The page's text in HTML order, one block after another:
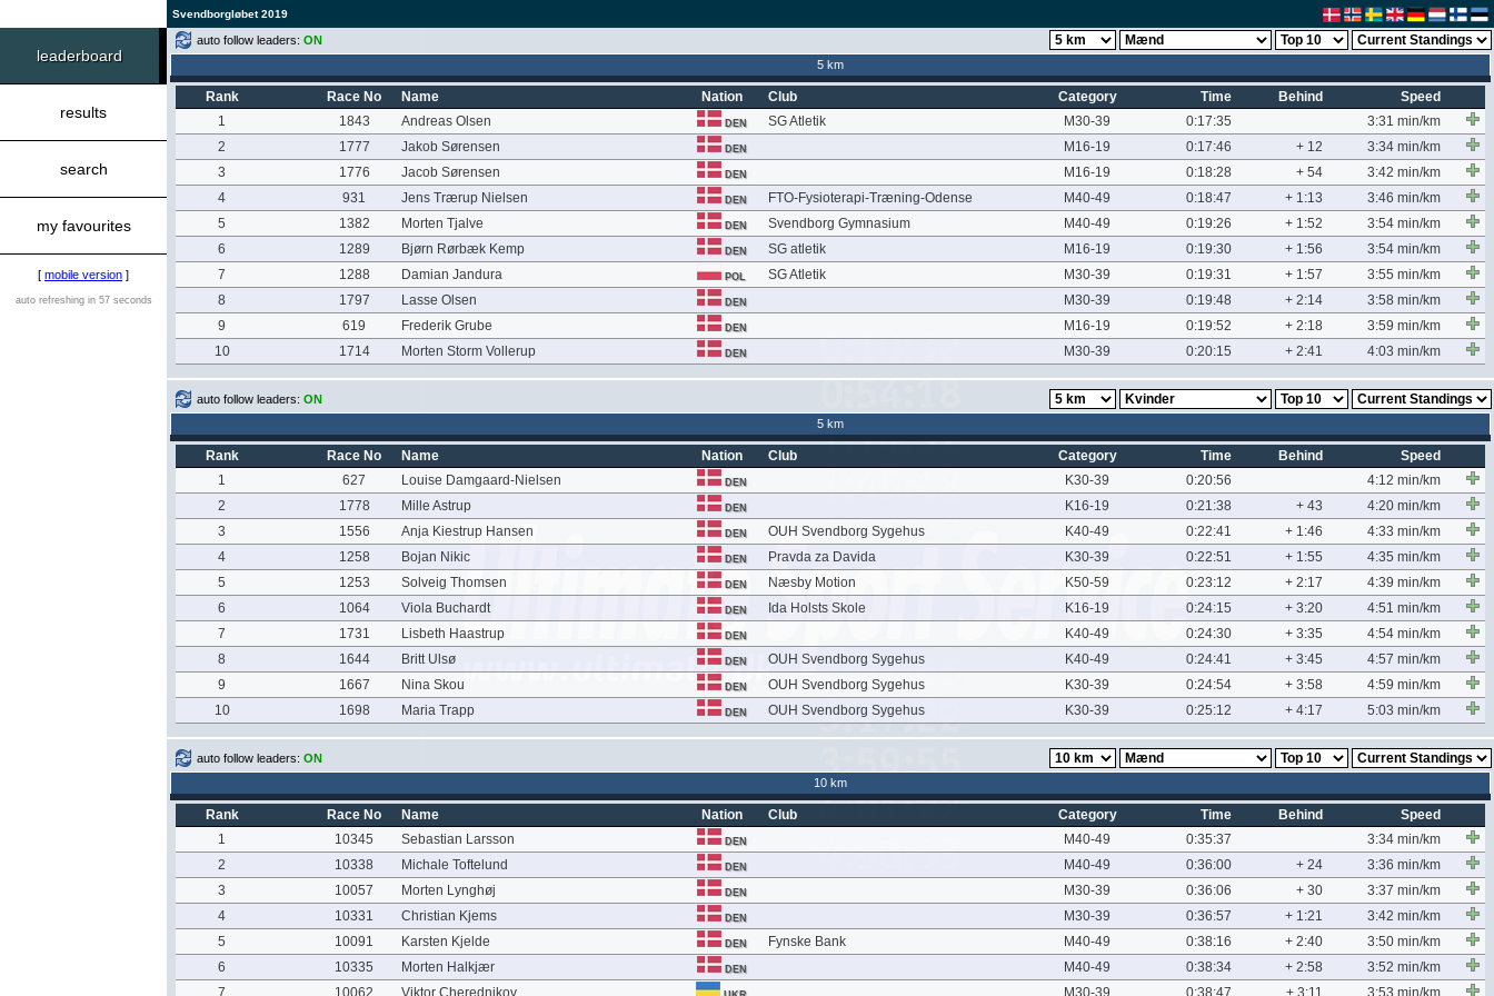
Svendborgløbet 2019
leaderboard
results
search
my favourites
[ mobile version ]
auto refreshing in 57 seconds
auto follow leaders: ON
5 km
Rank Race No Name Nation Club Category Time Behind
Speed
1
1843 Andreas Olsen DEN SG Atletik M30-39 0:17:35
3:31 min/km
2
1777 Jakob Sørensen DEN M16-19 0:17:46 + 12
3:34 min/km
3
1776 Jacob Sørensen DEN M16-19 0:18:28 + 54
3:42 min/km
4
931 Jens Trærup Nielsen DEN FTO-Fysioterapi-Træning-Odense M40-49 0:18:47 + 1:13
3:46 min/km
5
1382 Morten Tjalve DEN Svendborg Gymnasium M40-49 0:19:26 + 1:52
3:54 min/km
6
1289 Bjørn Rørbæk Kemp DEN SG atletik M16-19 0:19:30 + 1:56
3:54 min/km
7
1288 Damian Jandura POL SG Atletik M30-39 0:19:31 + 1:57
3:55 min/km
8
1797 Lasse Olsen DEN M30-39 0:19:48 + 2:14
3:58 min/km
9
619 Frederik Grube DEN M16-19 0:19:52 + 2:18
3:59 min/km
10
1714 Morten Storm Vollerup DEN M30-39 0:20:15 + 2:41 4:03 min/km
auto follow leaders: ON
5 km
Rank Race No Name Nation Club Category Time Behind
Speed
1
627 Louise Damgaard-Nielsen DEN K30-39 0:20:56
4:12 min/km
2
1778 Mille Astrup DEN K16-19 0:21:38 + 43
4:20 min/km
3
1556 Anja Kiestrup Hansen DEN OUH Svendborg Sygehus K40-49 0:22:41 + 1:46
4:33 min/km
4
1258 Bojan Nikic DEN Pravda za Davida K30-39 0:22:51 + 1:55
4:35 min/km
5
1253 Solveig Thomsen DEN Næsby Motion K50-59 0:23:12 + 2:17
4:39 min/km
6
1064 Viola Buchardt DEN Ida Holsts Skole K16-19 0:24:15 + 3:20
4:51 min/km
7
1731 Lisbeth Haastrup DEN K40-49 0:24:30 + 3:35
4:54 min/km
8
1644 Britt Ulsø DEN OUH Svendborg Sygehus K40-49 0:24:41 + 3:45
4:57 min/km
9
1667 Nina Skou DEN OUH Svendborg Sygehus K30-39 0:24:54 + 3:58
4:59 min/km
10
1698 Maria Trapp DEN OUH Svendborg Sygehus K30-39 0:25:12 + 4:17 5:03 min/km
auto follow leaders: ON
10 km
Rank Race No Name Nation Club Category Time Behind
Speed
1
10345 Sebastian Larsson DEN M40-49 0:35:37
3:34 min/km
2
10338 Michale Toftelund DEN M40-49 0:36:00 + 24
3:36 min/km
3
10057 Morten Lynghøj DEN M30-39 0:36:06 + 30
3:37 min/km
4
10331 Christian Kjems DEN M30-39 0:36:57 + 1:21
3:42 min/km
5
10091 Karsten Kjelde DEN Fynske Bank M40-49 0:38:16 + 2:40
3:50 min/km
6
10335 Morten Halkjær DEN M40-49 0:38:34 + 2:58
3:52 min/km
7
10062 Viktor Cherednikov M30-39 0:38:47 + 3:11 3:53 min/km